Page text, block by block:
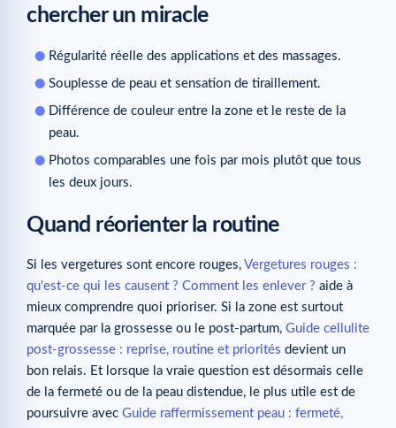
chercher un miracle
Régularité réelle des applications et des massages.
Souplesse de peau et sensation de tiraillement.
Différence de couleur entre la zone et le reste de la
peau.
Photos comparables une fois par mois plutôt que tous
les deux jours.
Quand réorienter la routine
Si les vergetures sont encore rouges, Vergetures rouges :
qu'est-ce qui les causent ? Comment les enlever ? aide à
mieux comprendre quoi prioriser. Si la zone est surtout
marquée par la grossesse ou le post-partum, Guide cellulite
post-grossesse : reprise, routine et priorités devient un
bon relais. Et lorsque la vraie question est désormais celle
de la fermeté ou de la peau distendue, le plus utile est de
poursuivre avec Guide raffermissement peau : fermeté,